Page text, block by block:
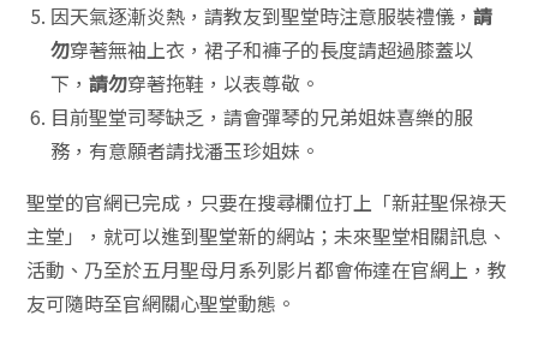
因天氣逐漸炎熱，請教友到聖堂時注意服裝禮儀，請
勿穿著無袖上衣，裙子和褲子的長度請超過膝蓋以
下，請勿穿著拖鞋，以表尊敬。
目前聖堂司琴缺乏，請會彈琴的兄弟姐妹喜樂的服
務，有意願者請找潘玉珍姐妹。
聖堂的官網已完成，只要在搜尋欄位打上「新莊聖保祿天
主堂」，就可以進到聖堂新的網站；未來聖堂相關訊息、
活動、乃至於五月聖母月系列影片都會佈達在官網上，教
友可隨時至官網關心聖堂動態。